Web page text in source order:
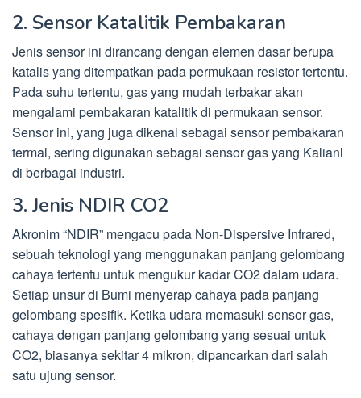
2. Sensor Katalitik Pembakaran
Jenis sensor ini dirancang dengan elemen dasar berupa
katalis yang ditempatkan pada permukaan resistor tertentu.
Pada suhu tertentu, gas yang mudah terbakar akan
mengalami pembakaran katalitik di permukaan sensor.
Sensor ini, yang juga dikenal sebagai sensor pembakaran
termal, sering digunakan sebagai sensor gas yang Kalianl
di berbagai industri.
3. Jenis NDIR CO2
Akronim “NDIR” mengacu pada Non-Dispersive Infrared,
sebuah teknologi yang menggunakan panjang gelombang
cahaya tertentu untuk mengukur kadar CO2 dalam udara.
Setiap unsur di Bumi menyerap cahaya pada panjang
gelombang spesifik. Ketika udara memasuki sensor gas,
cahaya dengan panjang gelombang yang sesuai untuk
CO2, biasanya sekitar 4 mikron, dipancarkan dari salah
satu ujung sensor.